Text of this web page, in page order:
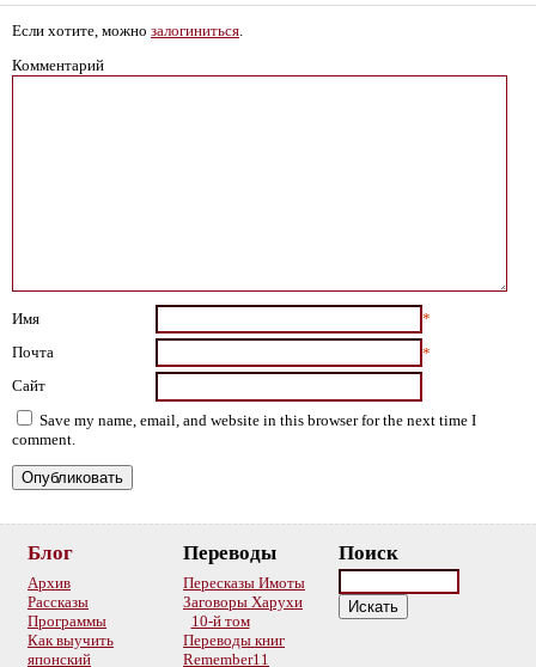
Если хотите, можно залогиниться.
Комментарий
Имя
*
Почта
*
Сайт
Save my name, email, and website in this browser for the next time I
comment.
Блог
Архив
Рассказы
Программы
Как выучить
японский
Переводы
Пересказы Имоты
Заговоры Харухи
10-й том
Переводы книг
Remember11
Поиск